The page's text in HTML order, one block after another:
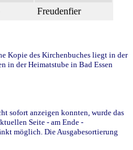
Freudenfier
Kopie des Kirchenbuches liegt in der
in der Heimatstube in Bad Essen
sofort anzeigen konnten, wurde das
Seite - am Ende -
möglich. Die Ausgabesortierung